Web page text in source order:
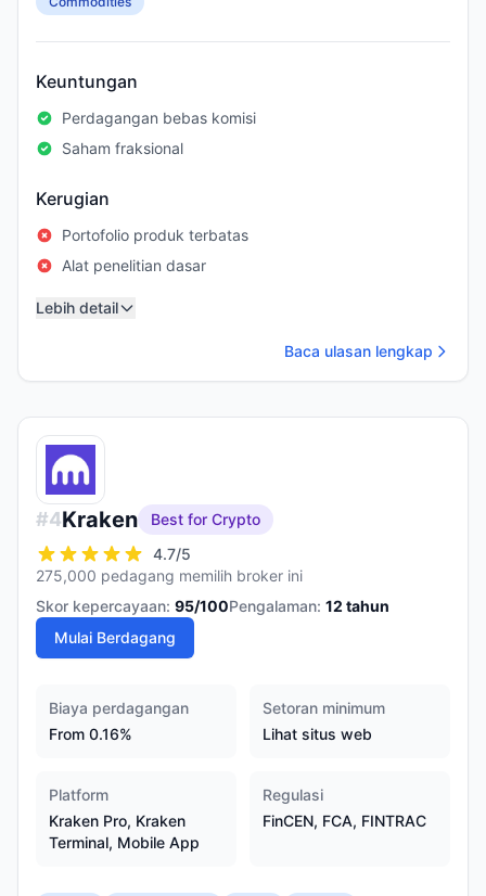
Keuntungan
Perdagangan bebas komisi
Saham fraksional
Kerugian
Portofolio produk terbatas
Alat penelitian dasar
Lebih detail
Baca ulasan lengkap
#4Kraken
Best for Crypto
4.7/5
275,000 pedagang memilih broker ini
Skor kepercayaan: 95/100Pengalaman: 12 tahun
Mulai Berdagang
Biaya perdagangan
From 0.16%
Setoran minimum
Lihat situs web
Platform
Kraken Pro, Kraken
Terminal, Mobile App
Regulasi
FinCEN, FCA, FINTRAC